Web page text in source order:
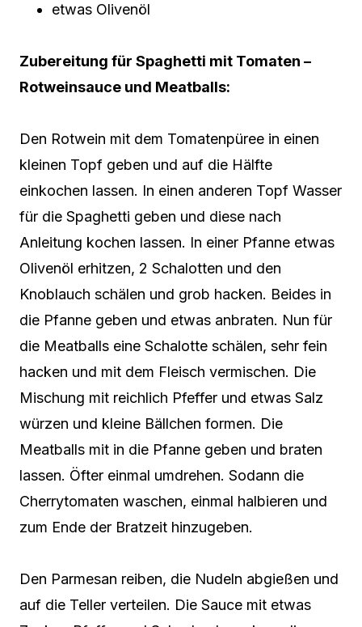
etwas Olivenöl
Zubereitung für Spaghetti mit Tomaten –
Rotweinsauce und Meatballs:
Den Rotwein mit dem Tomatenpüree in einen
kleinen Topf geben und auf die Hälfte
einkochen lassen. In einen anderen Topf Wasser
für die Spaghetti geben und diese nach
Anleitung kochen lassen. In einer Pfanne etwas
Olivenöl erhitzen, 2 Schalotten und den
Knoblauch schälen und grob hacken. Beides in
die Pfanne geben und etwas anbraten. Nun für
die Meatballs eine Schalotte schälen, sehr fein
hacken und mit dem Fleisch vermischen. Die
Mischung mit reichlich Pfeffer und etwas Salz
würzen und kleine Bällchen formen. Die
Meatballs mit in die Pfanne geben und braten
lassen. Öfter einmal umdrehen. Sodann die
Cherrytomaten waschen, einmal halbieren und
zum Ende der Bratzeit hinzugeben.
Den Parmesan reiben, die Nudeln abgießen und
auf die Teller verteilen. Die Sauce mit etwas